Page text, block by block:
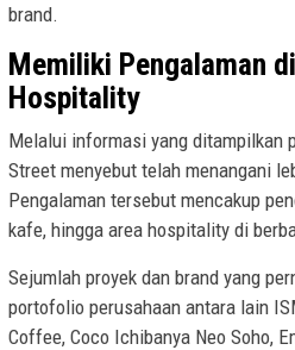
brand.
Memiliki Pengalaman
Hospitality
Melalui informasi yang ditampilkan
Street menyebut telah menangani
Pengalaman tersebut mencakup
kafe, hingga area hospitality di
Sejumlah proyek dan brand yang
portofolio perusahaan antara lain
Coffee, Coco Ichibanya Neo Soho,